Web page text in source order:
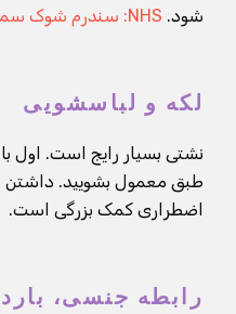
شود. NHS: سندرم شوک سمی
لکه و لباسشویی
نشتی بسیار رایج است. اول
طبق معمول بشویید. داشتن
اضطراری کمک بزرگی است.
رابطه جنسی،